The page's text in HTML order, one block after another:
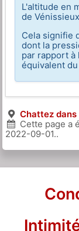
L'altitude en
de
Cela signifie
dont la
par rapport à
équivalent
Chattez dans
Cette page a
2022-09-01..